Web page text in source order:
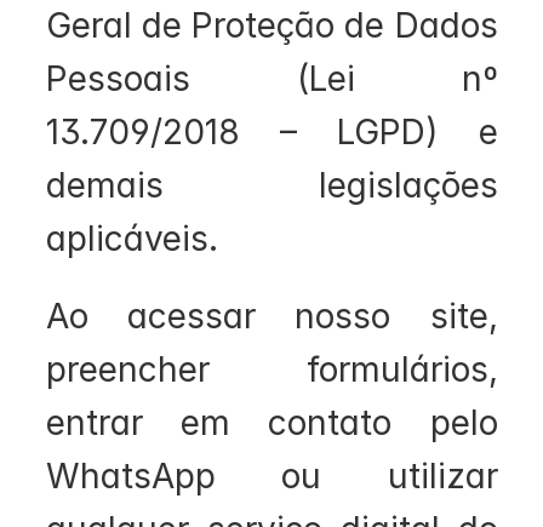
Geral de Proteção de Dados
Pessoais (Lei nº
13.709/2018 – LGPD) e
demais legislações
aplicáveis.
Ao acessar nosso site,
preencher formulários,
entrar em contato pelo
WhatsApp ou utilizar